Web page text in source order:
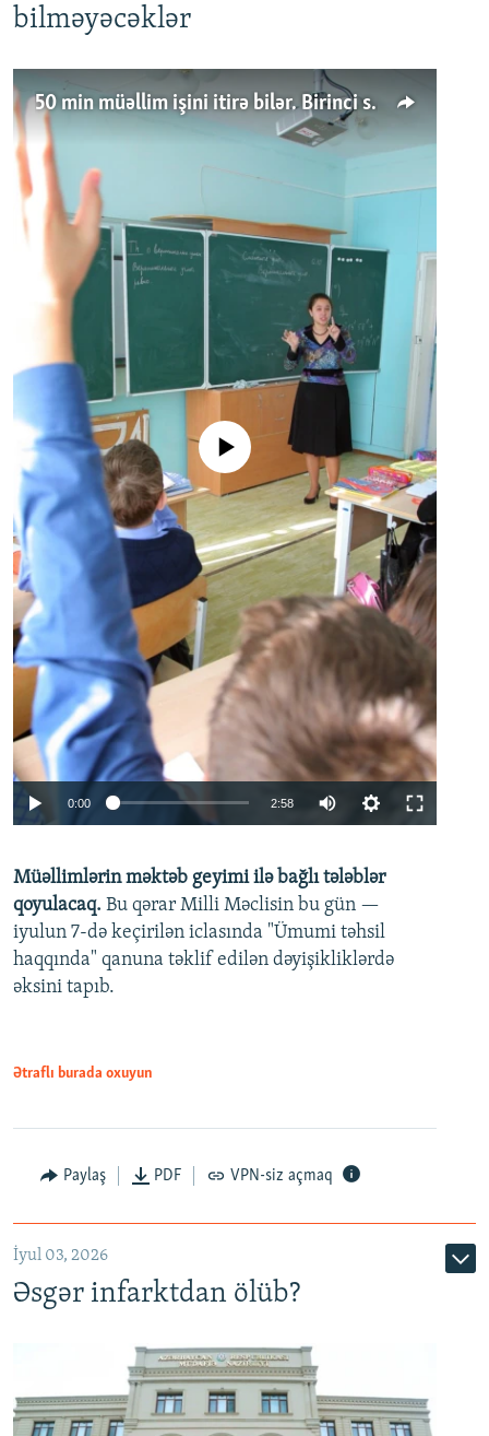
bilməyəcəklər
50 min müəllim işini itirə bilər. Birinci sinfə gedənlər azalır
Auto 240p 360p 480p
720p 1080p
No media source currently available
0:00 2:58
360p
480p
720p
Müəllimlərin məktəb geyimi ilə bağlı tələblər
qoyulacaq. Bu qərar Milli Məclisin bu gün —
iyulun 7-də keçirilən iclasında "Ümumi təhsil
haqqında" qanuna təklif edilən dəyişikliklərdə
əksini tapıb.
Ətraflı burada oxuyun
Paylaş PDF VPN-siz açmaq
İyul 03, 2026
Əsgər infarktdan ölüb?